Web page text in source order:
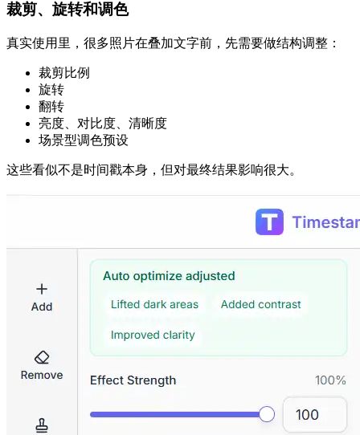
裁剪、旋转和调色
真实使用里，很多照片在叠加文字前，先需要做结构调整：
裁剪比例
旋转
翻转
亮度、对比度、清晰度
场景型调色预设
这些看似不是时间戳本身，但对最终结果影响很大。